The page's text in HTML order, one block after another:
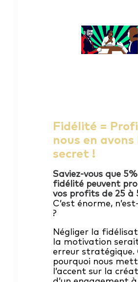
Fidélité =
nous en avons
secret !
Saviez-vous que
fidélité peuvent
vos profits de 25 à
C’est énorme,
?
Négliger la
la motivation
erreur stratégique.
pourquoi nous
l’accent sur la